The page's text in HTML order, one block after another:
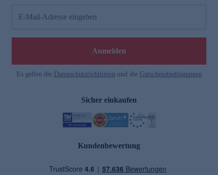
E-Mail-Adresse eingeben
Anmelden
Es gelten die Datenschutzrichtlinien und die Gutscheinbedingungen
Sicher einkaufen
Kundenbewertung